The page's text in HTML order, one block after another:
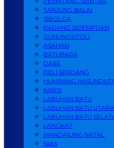
TANJUNG BALAI
SIBOLGA
PADANG SIDEMPUAN
GUNUNGSITOLI
ASAHAN
BATUBARA
DAIRI
DELI SERDANG
HUMBANG
KARO
LABUHAN BATU
LABUHAN BATU UTARA
LABUHAN BATU
LANGKAT
MANDAILING NATAL
NIAS